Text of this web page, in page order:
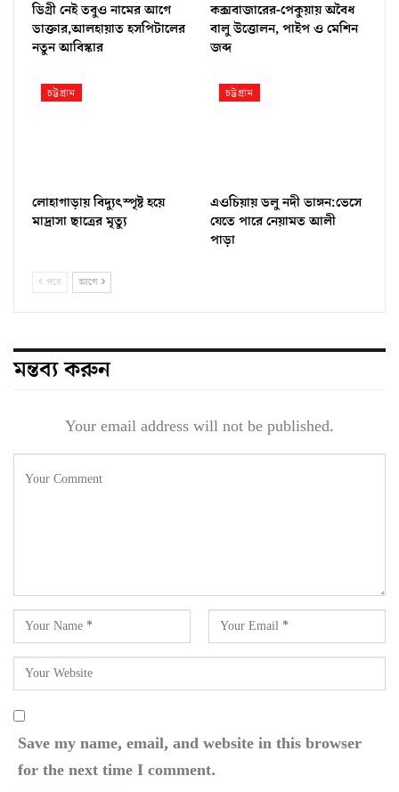
ডিগ্রী নেই তবুও নামের আগে
ডাক্তার,আলহায়াত হসপিটালের
নতুন আবিস্কার
কক্সবাজারের-পেকুয়ায় অবৈধ
বালু উত্তোলন, পাইপ ও মেশিন
জব্দ
চট্টগ্রাম
লোহাগাড়ায় বিদ্যুৎস্পৃষ্ট হয়ে
মাদ্রাসা ছাত্রের মৃত্যু
চট্টগ্রাম
এওচিয়ায় ডলু নদী ভাঙ্গন:ভেসে
যেতে পারে নেয়ামত আলী
পাড়া
পরে আগে
মন্তব্য করুন
Your email address will not be published.
Save my name, email, and website in this browser
for the next time I comment.